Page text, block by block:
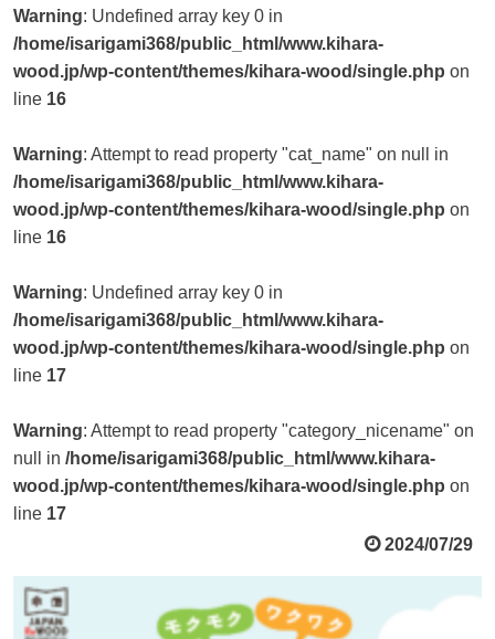
Warning: Undefined array key 0 in
/home/isarigami368/public_html/www.kihara-
wood.jp/wp-content/themes/kihara-wood/single.php on
line 16
Warning: Attempt to read property "cat_name" on null in
/home/isarigami368/public_html/www.kihara-
wood.jp/wp-content/themes/kihara-wood/single.php on
line 16
Warning: Undefined array key 0 in
/home/isarigami368/public_html/www.kihara-
wood.jp/wp-content/themes/kihara-wood/single.php on
line 17
Warning: Attempt to read property "category_nicename" on
null in /home/isarigami368/public_html/www.kihara-
wood.jp/wp-content/themes/kihara-wood/single.php on
line 17
2024/07/29